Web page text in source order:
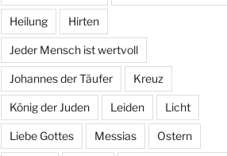
Heilung Hirten
Jeder Mensch ist wertvoll
Johannes der Täufer Kreuz
König der Juden Leiden Licht
Liebe Gottes Messias Ostern